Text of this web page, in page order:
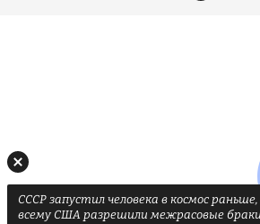
СССР запустил человека в космос
всему США разрешили межрасовые браки